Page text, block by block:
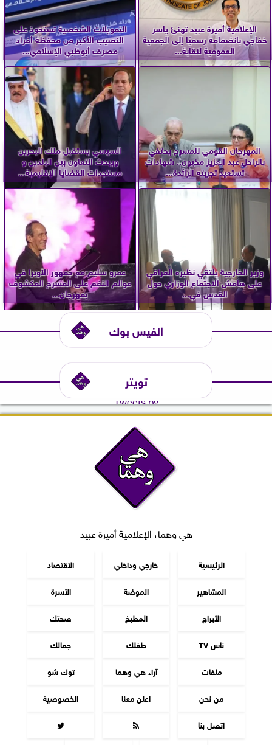
الإعلامية أميرة عبيد تهنئ ياسر
خفاجي بانضمامه رسميًا إلى الجمعية
العمومية لنقابة...
التمويلات الشخصية تستحوذ على
النصيب الأكبر من محفظة أفراد
مصرف أبوظبي الإسلامي...
المهرجان القومي للمسرح يحتفي
بالراحل عبد العزيز مخيون.. شهادات
تستعيد تجربته الرائدة...
السيسي يستقبل ملك البحرين
ويبحث التعاون بين البلدين و
مستجدات القضايا الإقليمية...
وزير الخارجية يلتقي نظيره العراقي
على هامش الاجتماع الوزاري حول
القدس في...
عمرو سليم مع جمهور الأوبرا في
عوالم النغم على المسرح المكشوف
بمهرجان...
الفيس بوك
تويتر
Tweets by
هي وهما، الإعلامية أميرة عبيد
الرئيسية خارجي وداخلي
الاقتصاد
المشاهير
الموضة
الأسرة
الأبراج
المطبخ
صحتك
ناس TV
طفلك
جمالك
ملفات
آراء هي وهما
توك شو
من نحن
اعلن معنا
الخصوصية
اتصل بنا

